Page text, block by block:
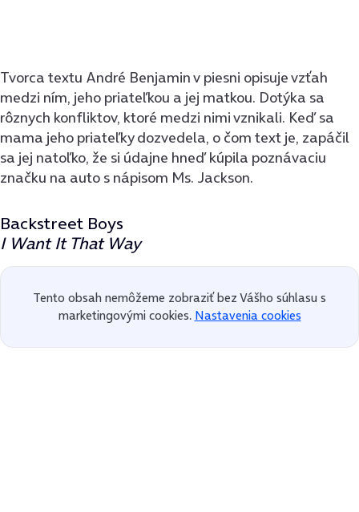
Tvorca textu André Benjamin v piesni opisuje vzťah
medzi ním, jeho priateľkou a jej matkou. Dotýka sa
rôznych konfliktov, ktoré medzi nimi vznikali. Keď sa
mama jeho priateľky dozvedela, o čom text je, zapáčil
sa jej natoľko, že si údajne hneď kúpila poznávaciu
značku na auto s nápisom Ms. Jackson.
Backstreet Boys
I Want It That Way
Tento obsah nemôžeme zobraziť bez Vášho súhlasu s
marketingovými cookies. Nastavenia cookies